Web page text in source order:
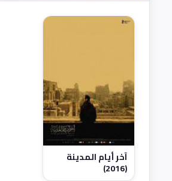
آخر أيام المدينة
(2016)